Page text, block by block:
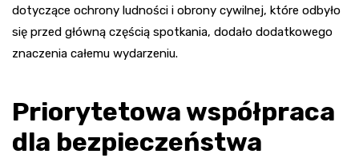
dotyczące ochrony ludności i obrony cywilnej, które odbyło
się przed główną częścią spotkania, dodało dodatkowego
znaczenia całemu wydarzeniu.
Priorytetowa współpraca
dla bezpieczeństwa